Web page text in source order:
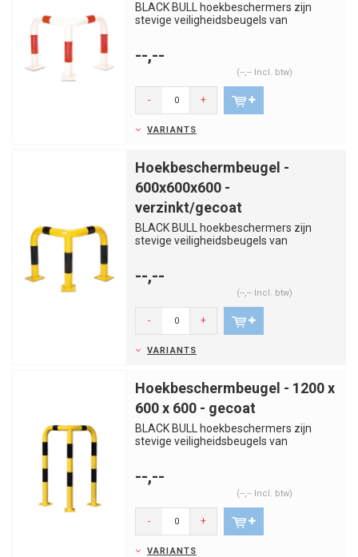
BLACK BULL hoekbeschermers zijn
stevige veiligheidsbeugels van
--,--
(--,-- Incl. btw)
- +
VARIANTS
Hoekbeschermbeugel -
600x600x600 -
verzinkt/gecoat
BLACK BULL hoekbeschermers zijn
stevige veiligheidsbeugels van
--,--
(--,-- Incl. btw)
- +
VARIANTS
Hoekbeschermbeugel - 1200 x
600 x 600 - gecoat
BLACK BULL hoekbeschermers zijn
stevige veiligheidsbeugels van
--,--
(--,-- Incl. btw)
- +
VARIANTS